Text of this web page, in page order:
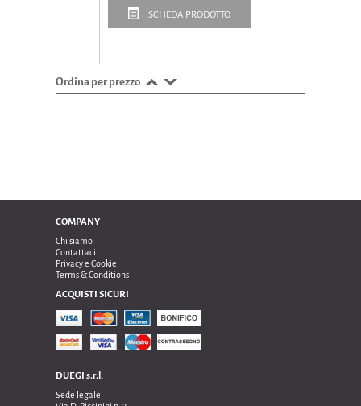
SCHEDA PRODOTTO
Ordina per prezzo
COMPANY
Chi siamo
Contattaci
Privacy e Cookie
Terms & Conditions
ACQUISTI SICURI
DUEGI s.r.l.
Sede legale